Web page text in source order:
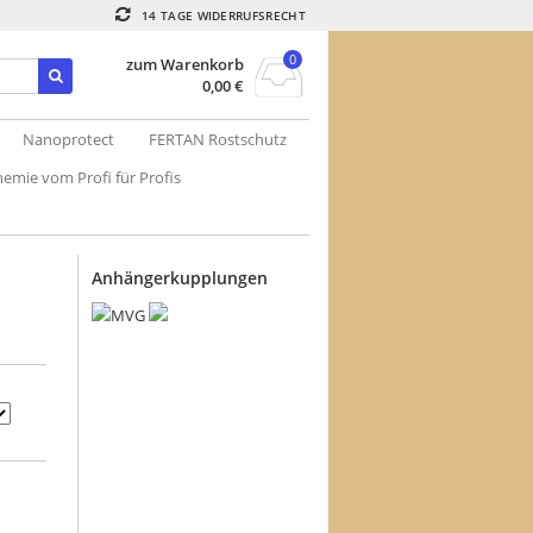
14 TAGE WIDERRUFSRECHT
zum Warenkorb
0,00€
0
Nanoprotect
FERTAN Rostschutz
vom Profi für Profis
Anhängerkupplungen